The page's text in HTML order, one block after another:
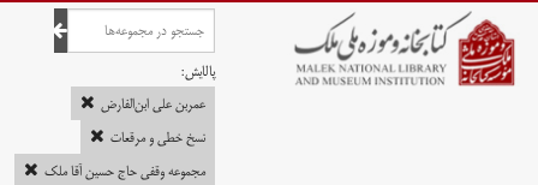
صفحه اصلی
پالایش:
عمربن علی ابن‌الفارض
نسخ خطی و مرقعات
مجموعه وقفی حاج حسین آقا ملک